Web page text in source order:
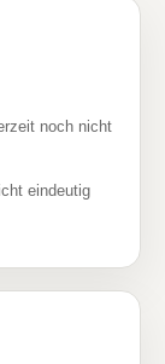
noch nicht
eindeutig